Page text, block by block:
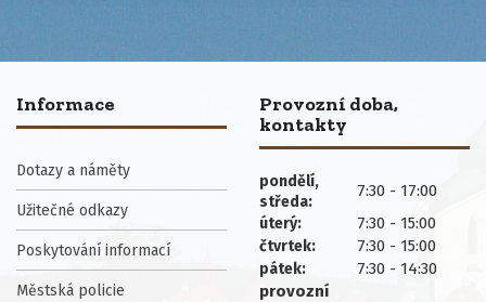
Informace
Dotazy a náměty
Užitečné odkazy
Poskytování informací
Městská policie
Provozní doba,
kontakty
pondělí,
středa:
7:30 - 17:00
úterý: 7:30 - 15:00
čtvrtek: 7:30 - 15:00
pátek:
7:30 - 14:30
provozní